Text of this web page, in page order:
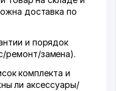
доставка по
и порядок
ремонт/замена).
комплекта и
ли аксессуары/